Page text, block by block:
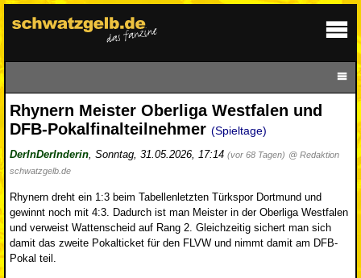
Rhynern Meister Oberliga Westfalen und
DFB-Pokalfinalteilnehmer (Spieltage)
DerInDerInderin, Sonntag, 31.05.2026, 17:14 (vor 68 Tagen) @ Redaktion
schwatzgelb.de
Rhynern dreht ein 1:3 beim Tabellenletzten Türkspor Dortmund und
gewinnt noch mit 4:3. Dadurch ist man Meister in der Oberliga Westfalen
und verweist Wattenscheid auf Rang 2. Gleichzeitig sichert man sich
damit das zweite Pokalticket für den FLVW und nimmt damit am DFB-
Pokal teil.